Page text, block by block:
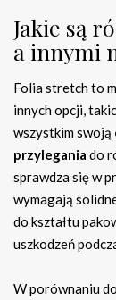
Jakie są
a innymi
Folia stretch to
innych opcji,
wszystkim swoją
przylegania do
sprawdza się w
wymagają
do kształtu
uszkodzeń
W porównaniu